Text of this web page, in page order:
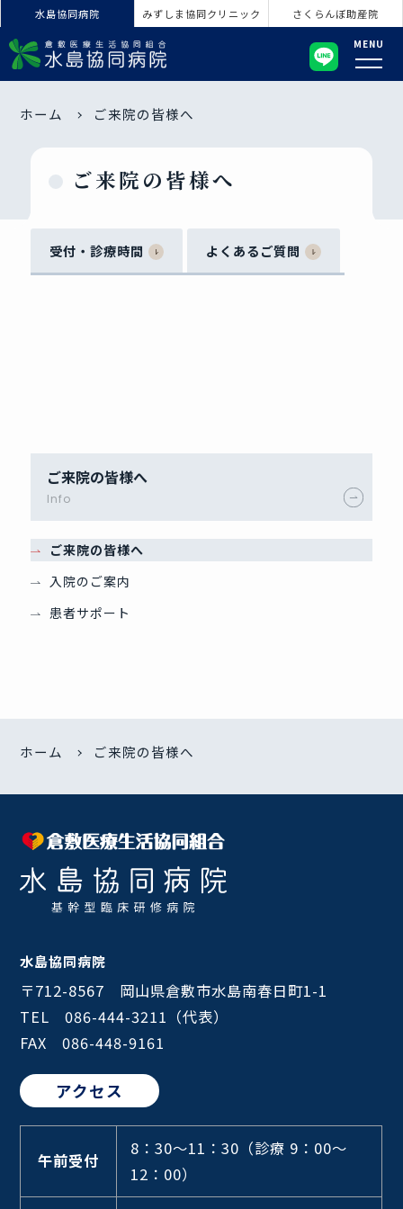
水島協同病院 みずしま協同クリニック さくらんぼ助産院
MENU
ホーム ご来院の皆様へ
ご来院の皆様へ
受付・診療時間 よくあるご質問
ご来院の皆様へ
Info
ご来院の皆様へ
入院のご案内
患者サポート
ホーム ご来院の皆様へ
水島協同病院
〒712-8567 岡山県倉敷市水島南春日町1-1
TEL 086-444-3211（代表）
FAX 086-448-9161
アクセス
午前受付
8：30～11：30 （診療 9：00～
12：00）